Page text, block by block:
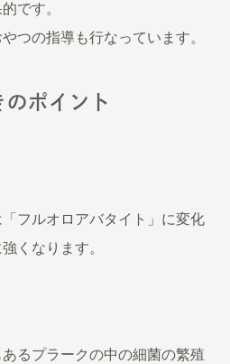
です。
つの指導も行なっています。
のポイント
フルオロアバタイト」に変化
くなります。
るプラークの中の細菌の繁殖